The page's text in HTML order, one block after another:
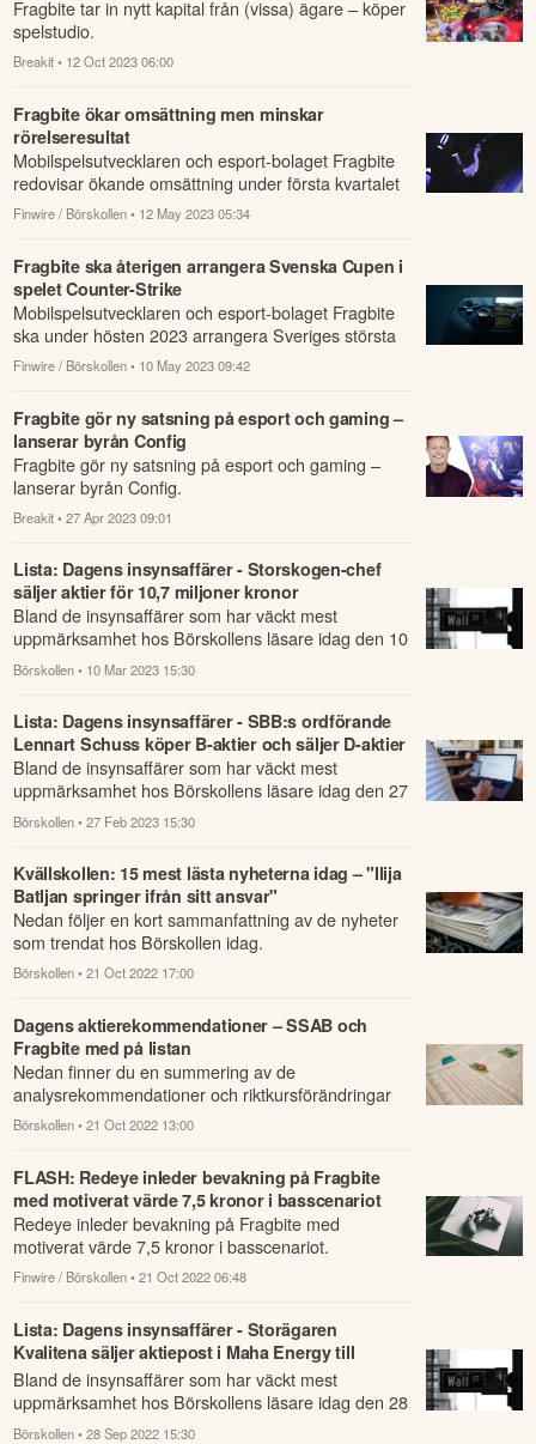
Fragbite tar in nytt kapital från (vissa) ägare – köper
spelstudio.
Breakit • 12 Oct 2023 06:00
Fragbite ökar omsättning men minskar
rörelseresultat
Mobilspelsutvecklaren och esport-bolaget Fragbite
redovisar ökande omsättning under första kvartalet
jämfört med samma period året innan.
Finwire / Börskollen • 12 May 2023 05:34
Fragbite ska återigen arrangera Svenska Cupen i
spelet Counter-Strike
Mobilspelsutvecklaren och esport-bolaget Fragbite
ska under hösten 2023 arrangera Sveriges största
nationella esportturnering: Svenska Cupen...
Finwire / Börskollen • 10 May 2023 09:42
Fragbite gör ny satsning på esport och gaming –
lanserar byrån Config
Fragbite gör ny satsning på esport och gaming –
lanserar byrån Config.
Breakit • 27 Apr 2023 09:01
Lista: Dagens insynsaffärer - Storskogen-chef
säljer aktier för 10,7 miljoner kronor
Bland de insynsaffärer som har väckt mest
uppmärksamhet hos Börskollens läsare idag den 10
mars finner vi bland annat "Storskogen-chef sälje...
Börskollen • 10 Mar 2023 15:30
Lista: Dagens insynsaffärer - SBB:s ordförande
Lennart Schuss köper B-aktier och säljer D-aktier
Bland de insynsaffärer som har väckt mest
uppmärksamhet hos Börskollens läsare idag den 27
februari finner vi bland annat "SBB:s ordförande ...
Börskollen • 27 Feb 2023 15:30
Kvällskollen: 15 mest lästa nyheterna idag – "Ilija
Batljan springer ifrån sitt ansvar"
Nedan följer en kort sammanfattning av de nyheter
som trendat hos Börskollen idag.
Börskollen • 21 Oct 2022 17:00
Dagens aktierekommendationer – SSAB och
Fragbite med på listan
Nedan finner du en summering av de
analysrekommendationer och riktkursförändringar
som har rapporterats om idag den 21 oktober.
Börskollen • 21 Oct 2022 13:00
FLASH: Redeye inleder bevakning på Fragbite
med motiverat värde 7,5 kronor i basscenariot
Redeye inleder bevakning på Fragbite med
motiverat värde 7,5 kronor i basscenariot.
Finwire / Börskollen • 21 Oct 2022 06:48
Lista: Dagens insynsaffärer - Storägaren
Kvalitena säljer aktiepost i Maha Energy till
Starboard som blir största ägare
Bland de insynsaffärer som har väckt mest
uppmärksamhet hos Börskollens läsare idag den 28
september finner vi bland annat "Storägaren Kvali...
Börskollen • 28 Sep 2022 15:30